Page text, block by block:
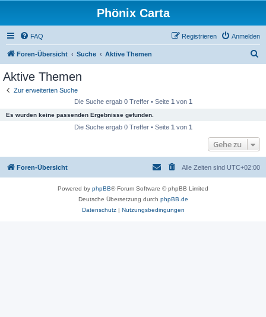
Phönix Carta
FAQ Anmelden
Registrieren
Foren-Übersicht Suche Aktive Themen
Aktive Themen
Zur erweiterten Suche
Die Suche ergab 0 Treffer • Seite 1 von 1
Es wurden keine passenden Ergebnisse gefunden.
Die Suche ergab 0 Treffer • Seite 1 von 1
Gehe zu
Foren-Übersicht Alle Zeiten sind UTC+02:00
Powered by phpBB® Forum Software © phpBB Limited
Deutsche Übersetzung durch phpBB.de
Datenschutz| Nutzungsbedingungen